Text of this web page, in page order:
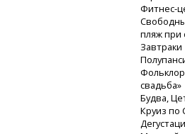
Фитнес-
пляж при
Завтраки
свадьба»
Будва,
Круиз по